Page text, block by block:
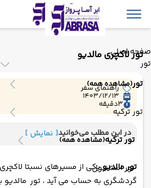
صفحه اصلی
تور
تور(مشاهده همه)
تور ترکیه
تور ترکیه(مشاهده همه)
تور استانبول
تور لاکچری مالدیو
راهنمای سفر
1403/12/13
3دقیقه
در این مطلب می‌خوانید[ نمایش ]
تور مالدیویکی از مسیرهای نسبتا
گردشگری به حساب می آید ، تور مالدیو